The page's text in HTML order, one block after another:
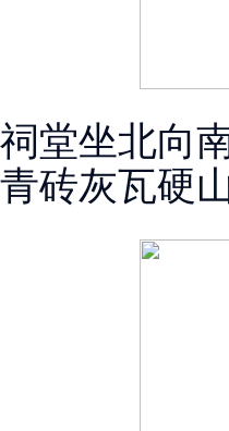
祠堂坐北向
青砖灰瓦硬